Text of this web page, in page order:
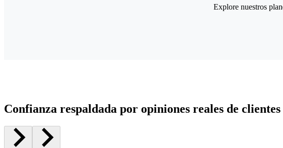
Explore nuestros
Confianza respaldada por opiniones reales de clientes